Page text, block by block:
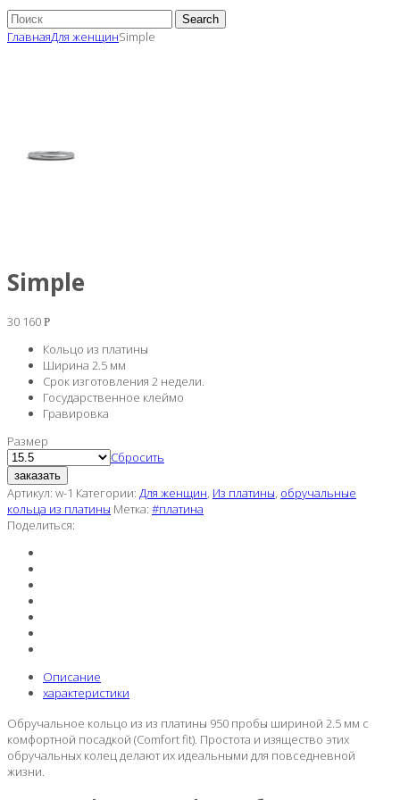
Search
ГлавнаяДля женщинSimple
Simple
30 160 Р
Кольцо из платины
Ширина 2.5 мм
Срок изготовления 2 недели.
Государственное клеймо
Гравировка
Размер
Сбросить
заказать
Артикул: w-1 Категории: Для женщин, Из платины, обручальные
кольца из платины Метка: #платина
Поделиться:
Описание
характеристики
Обручальное кольцо из из платины 950 пробы шириной 2.5 мм с
комфортной посадкой (Comfort fit). Простота и изящество этих
обручальных колец делают их идеальными для повседневной
жизни.